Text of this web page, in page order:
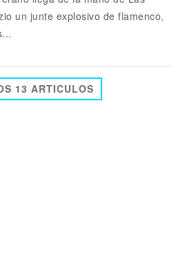
un junte explosivo de flamenco,
13 ARTICULOS